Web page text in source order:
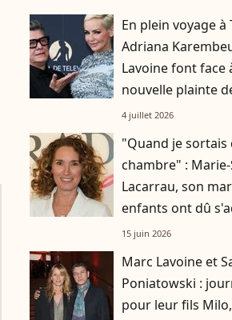
En plein voyage à
Adriana
Lavoine font face
nouvelle plainte
mannequin
4 juillet 2026
"Quand je sortais
chambre" :
Lacarrau, son
enfants ont dû
pendant sa
15 juin 2026
Marc Lavoine et
Poniatowski :
pour leur fils